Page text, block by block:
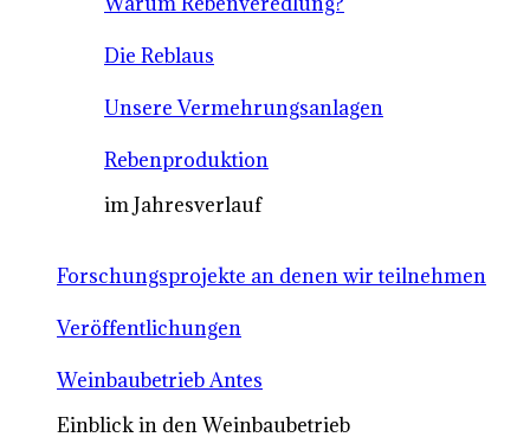
Die Reblaus
Unsere Vermehrungsanlagen
Rebenproduktion
im Jahresverlauf
Forschungsprojekte an denen wir teilnehmen
Veröffentlichungen
Weinbaubetrieb Antes
Einblick in den Weinbaubetrieb